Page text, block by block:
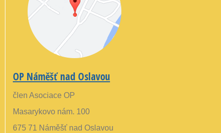
OP Náměšť nad Oslavou
člen Asociace OP
Masarykovo nám. 100
675 71 Náměšť nad Oslavou